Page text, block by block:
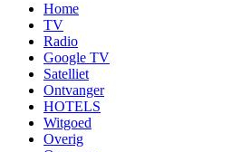
Home
TV
Radio
Google TV
Satelliet
Ontvanger
HOTELS
Witgoed
Overig